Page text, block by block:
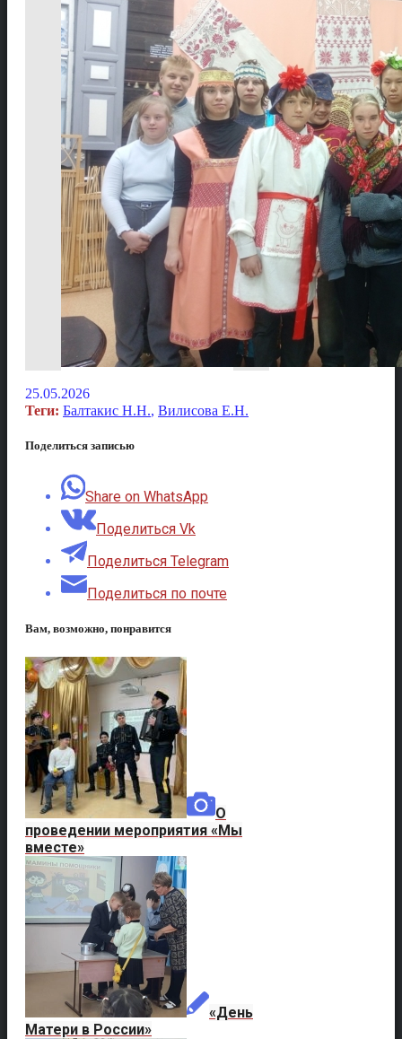
25.05.2026
Теги: Балтакис Н.Н., Вилисова Е.Н.
Поделиться записью
Share on WhatsApp
Поделиться Vk
Поделиться Telegram
Поделиться по почте
Вам, возможно, понравится
О
проведении мероприятия «Мы
вместе»
«День
Матери в России»